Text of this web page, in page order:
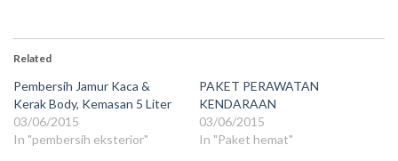
Related
Pembersih Jamur Kaca &
Kerak Body, Kemasan 5 Liter
03/06/2015
In "pembersih eksterior"
PAKET PERAWATAN
KENDARAAN
03/06/2015
In "Paket hemat"